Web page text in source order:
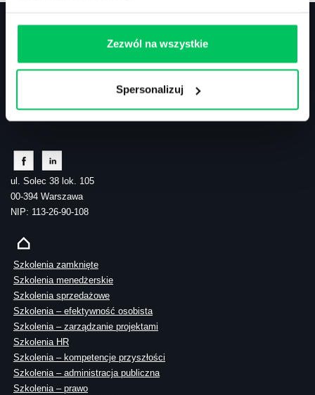
Zezwól na wszystkie
Spersonalizuj
Kontakt
tel.: 505 273 550
ul. Solec 38 lok. 105
00-394 Warszawa
NIP: 113-26-90-108
Szkolenia zamknięte
Szkolenia menedżerskie
Szkolenia sprzedażowe
Szkolenia – efektywność osobista
Szkolenia – zarządzanie projektami
Szkolenia HR
Szkolenia – kompetencje przyszłości
Szkolenia – administracja publiczna
Szkolenia – prawo